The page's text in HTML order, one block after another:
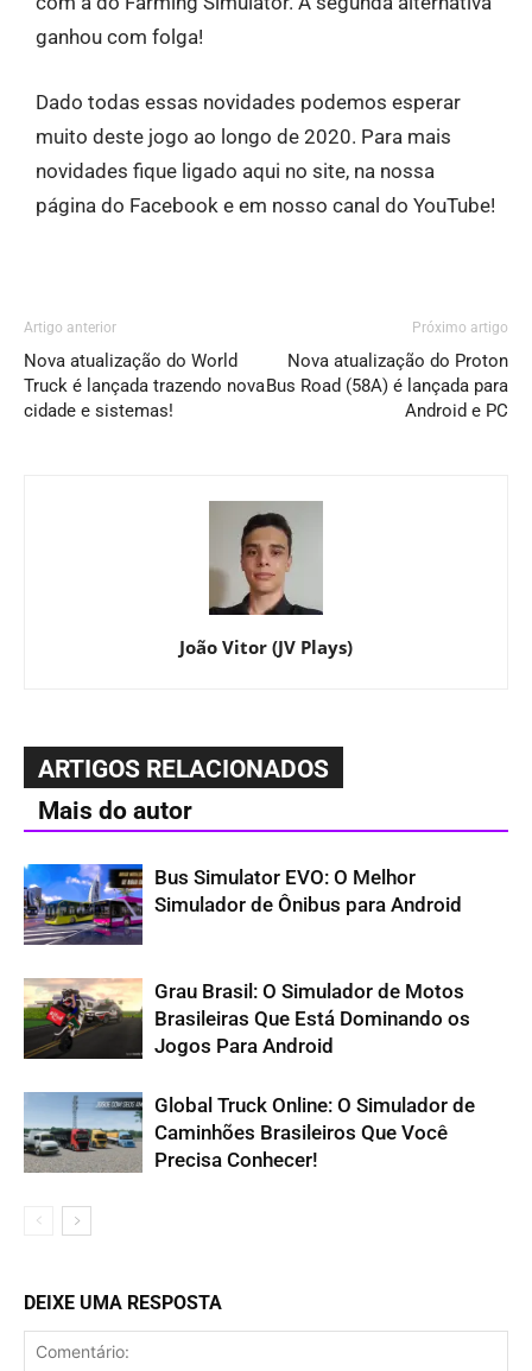
ganhou com folga!
Dado todas essas novidades podemos esperar
muito deste jogo ao longo de 2020. Para mais
novidades fique ligado aqui no site, na nossa
página do Facebook e em nosso canal do YouTube!
Artigo anterior
Nova atualização do World
Truck é lançada trazendo nova
cidade e sistemas!
Próximo artigo
Nova atualização do Proton
Bus Road (58A) é lançada para
Android e PC
João Vitor (JV Plays)
ARTIGOS RELACIONADOS
Mais do autor
Bus Simulator EVO: O Melhor
Simulador de Ônibus para Android
Grau Brasil: O Simulador de Motos
Brasileiras Que Está Dominando os
Jogos Para Android
Global Truck Online: O Simulador de
Caminhões Brasileiros Que Você
Precisa Conhecer!
DEIXE UMA RESPOSTA